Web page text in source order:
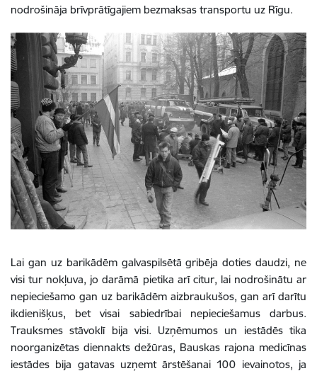
nodrošināja brīvprātīgajiem bezmaksas transportu uz Rīgu.
Lai gan uz barikādēm galvaspilsētā gribēja doties daudzi, ne
visi tur nokļuva, jo darāmā pietika arī citur, lai nodrošinātu ar
nepieciešamo gan uz barikādēm aizbraukušos, gan arī darītu
ikdienišķus, bet visai sabiedrībai nepieciešamus darbus.
Trauksmes stāvoklī bija visi. Uzņēmumos un iestādēs tika
noorganizētas diennakts dežūras, Bauskas rajona medicīnas
iestādes bija gatavas uzņemt ārstēšanai 100 ievainotos, ja